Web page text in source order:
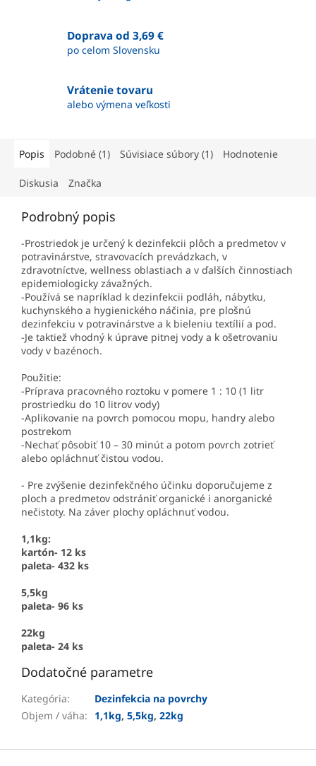
Doprava od 3,69 €
po celom Slovensku
Vrátenie tovaru
alebo výmena veľkosti
Popis Podobné (1) Súvisiace súbory (1) Hodnotenie
Diskusia Značka
Podrobný popis
-Prostriedok je určený k dezinfekcii plôch a predmetov v
potravinárstve, stravovacích prevádzkach, v
zdravotníctve, wellness oblastiach a v ďalších činnostiach
epidemiologicky závažných.
-Používá se napríklad k dezinfekcii podláh, nábytku,
kuchynského a hygienického náčinia, pre plošnú
dezinfekciu v potravinárstve a k bieleniu textílií a pod.
-Je taktiež vhodný k úprave pitnej vody a k ošetrovaniu
vody v bazénoch.
Použitie:
-Príprava pracovného roztoku v pomere 1 : 10 (1 litr
prostriedku do 10 litrov vody)
-Aplikovanie na povrch pomocou mopu, handry alebo
postrekom
-Nechať pôsobiť 10 – 30 minút a potom povrch zotrieť
alebo opláchnuť čistou vodou.
- Pre zvýšenie dezinfekčného účinku doporučujeme z
ploch a predmetov odstrániť organické i anorganické
nečistoty. Na záver plochy opláchnuť vodou.
1,1kg:
kartón- 12 ks
paleta- 432 ks
5,5kg
paleta- 96 ks
22kg
paleta- 24 ks
Dodatočné parametre
Kategória:
Dezinfekcia na povrchy
Objem / váha: 1,1kg, 5,5kg, 22kg
Z